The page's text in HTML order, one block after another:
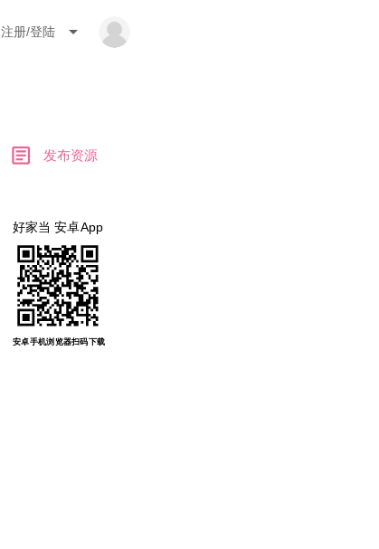
注册/登陆 arrow_drop_down
article 发布资源
好家当 安卓App
安卓手机浏览器扫码下载